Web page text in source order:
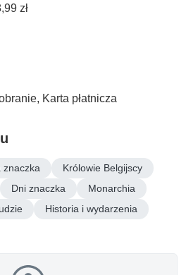
zł
Karta płatnicza
znaczka
Królowie Belgijscy
Dni znaczka
Monarchia
Historia i wydarzenia